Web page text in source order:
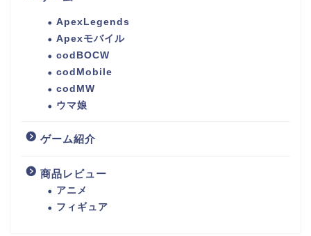
ApexLegends
Apexモバイル
codBOCW
codMobile
codMW
ウマ娘
ゲーム紹介
商品レビュー
アニメ
フィギュア